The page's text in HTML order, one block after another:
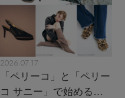
2026.07.17
「ペリーコ」と「ペリー
コ サニー」で始める秋